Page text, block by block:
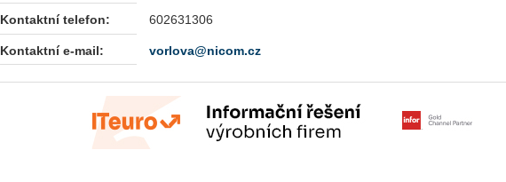
Kontaktní telefon: 602631306
Kontaktní e-mail: vorlova@nicom.cz